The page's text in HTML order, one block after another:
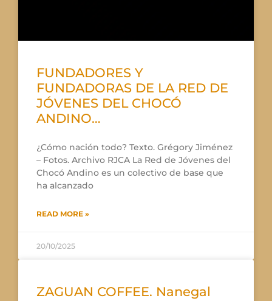
FUNDADORES Y
FUNDADORAS DE LA RED DE
JÓVENES DEL CHOCÓ
ANDINO…
¿Cómo nación todo? Texto. Grégory Jiménez
– Fotos. Archivo RJCA La Red de Jóvenes del
Chocó Andino es un colectivo de base que
ha alcanzado
READ MORE »
20/10/2025
ZAGUAN COFFEE. Nanegal